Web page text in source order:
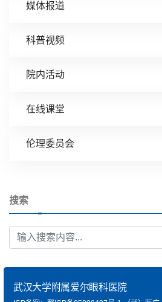
媒体报道
科普视频
院内活动
在线课堂
伦理委员会
搜索
武汉大学附属爱尔眼科医院